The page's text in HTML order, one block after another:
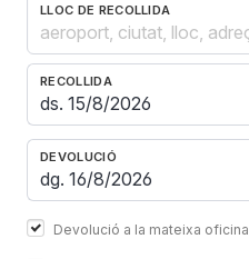
LLOC DE RECOLLIDA
RECOLLIDA
DEVOLUCIÓ
Devolució a la mateixa oficina